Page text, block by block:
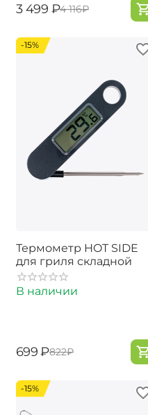
‍3 499‍ ₽‍4 116‍₽
-15%
Термометр HOT SIDE
для гриля складной
В наличии
‍699‍ ₽‍822‍₽
-15%